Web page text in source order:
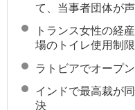
て、当事者団体が
トランス女性の経
場のトイレ使用制
ラトビアでオープ
インドで最高裁が
決